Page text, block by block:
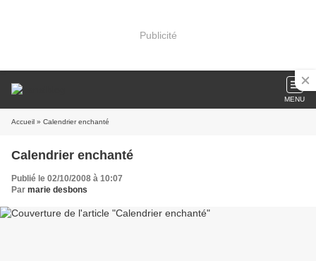
Publicité
MENU
Accueil » Calendrier enchanté
Calendrier enchanté
Publié le 02/10/2008 à 10:07
Par marie desbons